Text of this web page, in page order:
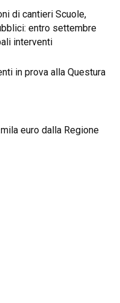
di cantieri Scuole,
entro settembre
interventi
in prova alla Questura
euro dalla Regione